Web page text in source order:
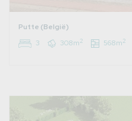
Putte (België)
3
308m2 568m2